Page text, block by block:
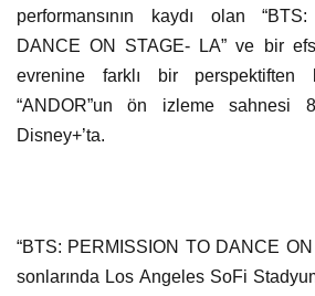
performansının kaydı olan
DANCE ON STAGE- LA” ve bir
evrenine farklı bir
“ANDOR”un ön izleme sahnesi
Disney+’ta.
“BTS: PERMISSION TO DANCE
sonlarında Los Angeles SoFi